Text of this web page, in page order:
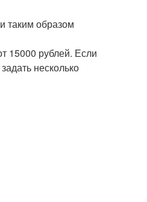
таким образом
15000 рублей. Если
несколько